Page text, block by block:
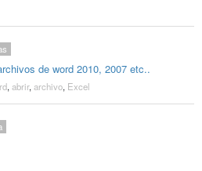
de word 2010, 2007 etc..
, abrir, archivo, Excel